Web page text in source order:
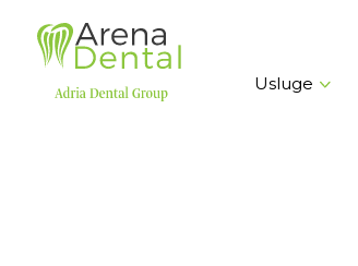
Usluge